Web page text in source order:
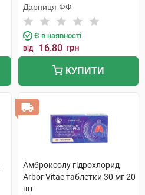
Дарниця ФФ
Є в наявності
від 16.80 грн
КУПИТИ
Амброксолу гідрохлорид
Arbor Vitae таблетки 30 мг 20
шт